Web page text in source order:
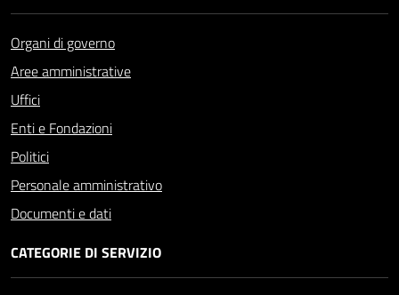
Organi di governo
Aree amministrative
Uffici
Enti e Fondazioni
Politici
Personale amministrativo
Documenti e dati
CATEGORIE DI SERVIZIO